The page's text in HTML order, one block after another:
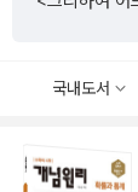
<초등 매3비>
국내도서